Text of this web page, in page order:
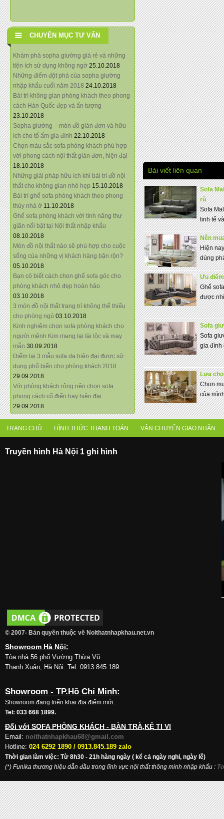
CHUYÊN MỤC TƯ VẤN
Khám phá sopha giường giá rẻ và những
tiện ích sử dụng không ngờ 25.10.2018
Những điểm đột phá của sopha giường
nhập khẩu cuối năm 2018 24.10.2018
Bài trí không gian phòng khách theo phong
cách Hàn Quốc đẹp và ấn tượng
23.10.2018
Sopha giường – món đồ giản đơn và hữu
ích cho tổ ấm gia đình 22.10.2018
Chọn màu sắc sofa phòng khách phù hợp
với phong cách nội thất giản đơn, hiện đại
18.10.2018
Những giải pháp hữu ích khi bài trí đồ nội
thất cho không gian nhỏ hẹp 15.10.2018
Bài trí ghế sofa phòng khách theo phong
thủy nhà ở 11.10.2018
Ghế sofa phòng khách với tính năng thư
giãn nổi bật tại Nội thất nhập khẩu
08.10.2018
Món đồ nội thất nào sẽ phù hợp cho cuộc
sống của những vị khách hàng bận rộn?
05.10.2018
Bạn có biết cách chọn ghế sofa góc cho
phòng khách nhỏ đẹp hoàn hảo
03.10.2018
3 món đồ nội thất trang trí không thể thiếu
cho phòng ngủ 03.10.2018
Kinh nghiệm chọn sofa phòng khách cho
người mệnh Kim mang lại tài lộc và may
mắn 30.09.2018
Điểm lại 3 mẫu sofa da hiện đại được sử
dụng phổ biến cho phòng khách 2018
29.09.2018
Với phòng khách rộng nên chọn sofa
phong cách cổ điển hay hiện đại
29.09.2018
Bài viết liên quan
Sofa
rũ
Sofa
tinh tế
Nên
Hiện
dùng
Ưu
Ghế
được
Sofa
Sofa
gia đình
Lựa
Chọn
của
TRANG CHỦ HÌNH THỨC THANH TOÁN VẬN CHUYỂN GIAO NHẬN
Truyền hình Hà Nội 1 ghi hình
© 2007- Bản quyền thuộc về Noithatnhapkhau.net.vn
Showroom Hà Nội:
Tòa nhà 56 phố Vường Thừa Vũ
Thanh Xuân, Hà Nội. Tel: 0913 845 189.
Showroom - TP.Hồ Chí Minh:
Showroom đang triển khai địa điểm mới.
Tel: 033 668 1899.
Đối với SOFA PHÒNG KHÁCH - BÀN TRÀ,KỆ TI VI
Email: noithatnhapkhau68@gmail.com
Hotline: 024 6292 1890 / 0913.845.189 zalo
Thời gian làm việc: Từ 8h30 - 21h hàng ngày ( kể cả ngày nghỉ, ngày lễ)
(*) Funika thương hiệu dẫn đầu trong lĩnh vực nội thất thông minh nhập khẩu :